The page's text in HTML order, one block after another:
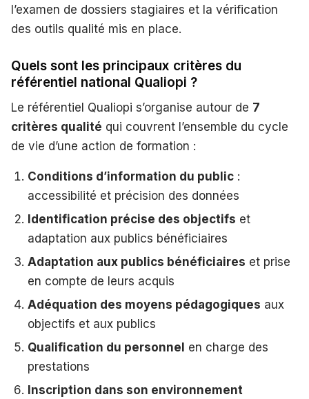
l’examen de dossiers stagiaires et la vérification
des outils qualité mis en place.
Quels sont les principaux critères du
référentiel national Qualiopi ?
Le référentiel Qualiopi s’organise autour de 7
critères qualité qui couvrent l’ensemble du cycle
de vie d’une action de formation :
Conditions d’information du public :
accessibilité et précision des données
Identification précise des objectifs et
adaptation aux publics bénéficiaires
Adaptation aux publics bénéficiaires et prise
en compte de leurs acquis
Adéquation des moyens pédagogiques aux
objectifs et aux publics
Qualification du personnel en charge des
prestations
Inscription dans son environnement